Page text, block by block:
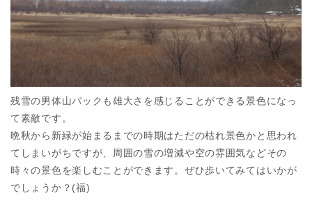
残雪の男体山バックも雄大さを感じることができる景色になっ
て素敵です。
晩秋から新緑が始まるまでの時期はただの枯れ景色かと思われ
てしまいがちですが、周囲の雪の増減や空の雰囲気などその
時々の景色を楽しむことができます。ぜひ歩いてみてはいかが
でしょうか？(福)